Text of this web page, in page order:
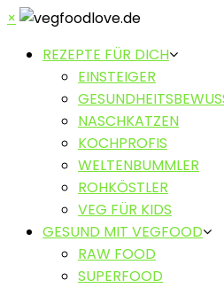
×
REZEPTE FÜR DICH
EINSTEIGER
NASCHKATZEN
KOCHPROFIS
WELTENBUMMLER
ROHKÖSTLER
VEG FÜR KIDS
GESUND MIT VEGFOOD
RAW FOOD
SUPERFOOD